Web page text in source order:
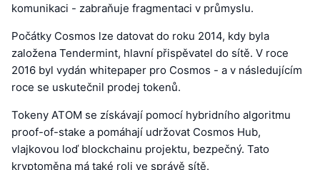
komunikaci - zabraňuje fragmentaci v průmyslu.
Počátky Cosmos lze datovat do roku 2014, kdy byla
založena Tendermint, hlavní přispěvatel do sítě. V roce
2016 byl vydán whitepaper pro Cosmos - a v následujícím
roce se uskutečnil prodej tokenů.
Tokeny ATOM se získávají pomocí hybridního algoritmu
proof-of-stake a pomáhají udržovat Cosmos Hub,
vlajkovou loď blockchainu projektu, bezpečný. Tato
kryptoměna má také roli ve správě sítě.